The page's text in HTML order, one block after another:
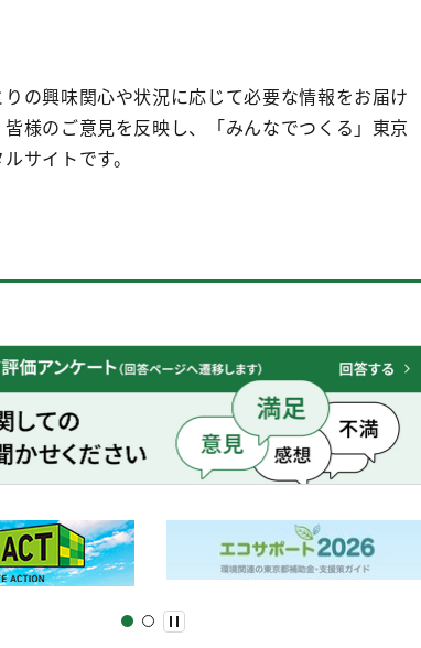
の興味関心や状況に応じて必要な情報をお届け
様のご意見を反映し、「みんなでつくる」東京
サイトです。